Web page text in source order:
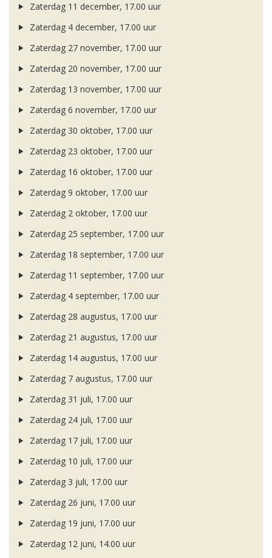
Zaterdag 11 december, 17.00 uur
Zaterdag 4 december, 17.00 uur
Zaterdag 27 november, 17.00 uur
Zaterdag 20 november, 17.00 uur
Zaterdag 13 november, 17.00 uur
Zaterdag 6 november, 17.00 uur
Zaterdag 30 oktober, 17.00 uur
Zaterdag 23 oktober, 17.00 uur
Zaterdag 16 oktober, 17.00 uur
Zaterdag 9 oktober, 17.00 uur
Zaterdag 2 oktober, 17.00 uur
Zaterdag 25 september, 17.00 uur
Zaterdag 18 september, 17.00 uur
Zaterdag 11 september, 17.00 uur
Zaterdag 4 september, 17.00 uur
Zaterdag 28 augustus, 17.00 uur
Zaterdag 21 augustus, 17.00 uur
Zaterdag 14 augustus, 17.00 uur
Zaterdag 7 augustus, 17.00 uur
Zaterdag 31 juli, 17.00 uur
Zaterdag 24 juli, 17.00 uur
Zaterdag 17 juli, 17.00 uur
Zaterdag 10 juli, 17.00 uur
Zaterdag 3 juli, 17.00 uur
Zaterdag 26 juni, 17.00 uur
Zaterdag 19 juni, 17.00 uur
Zaterdag 12 juni, 14.00 uur